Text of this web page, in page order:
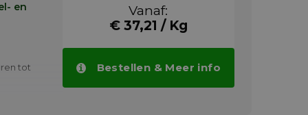
en
tot
Vanaf:
€ 37,21 / Kg
Bestellen & Meer info